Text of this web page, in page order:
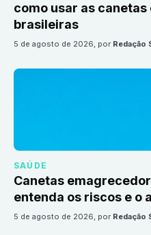
como usar as
brasileiras
5 de agosto de 2026, por Redação
SAÚDE
Canetas
entenda os riscos e o
5 de agosto de 2026, por Redação